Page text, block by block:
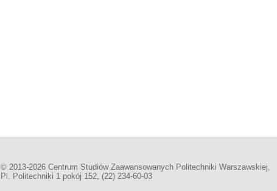
© 2013-2026 Centrum Studiów Zaawansowanych Politechniki Warszawskiej,
Pl. Politechniki 1 pokój 152, (22) 234-60-03